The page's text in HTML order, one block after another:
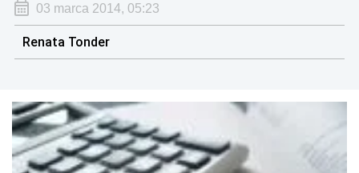
03 marca 2014, 05:23
Renata Tonder